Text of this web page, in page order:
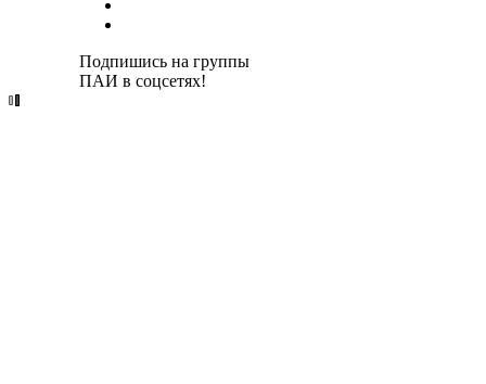
Подпишись на группы
ПАИ в соцсетях!